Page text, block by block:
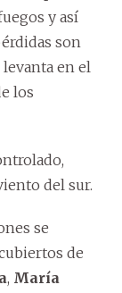
y así
son
levanta en el
los
del sur.
se
de
, María